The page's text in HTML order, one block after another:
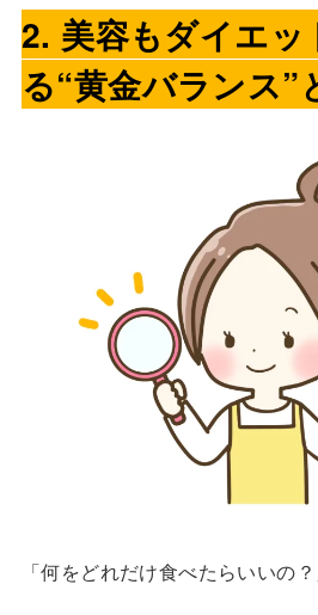
2. 美容もダイエッ
る“黄金バランス”
「何をどれだけ食べたらいいの？